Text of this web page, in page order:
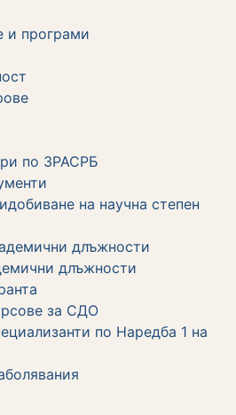
и програми
по ЗРАСРБ
на научна степен
длъжности
длъжности
за СДО
по Наредба 1 на